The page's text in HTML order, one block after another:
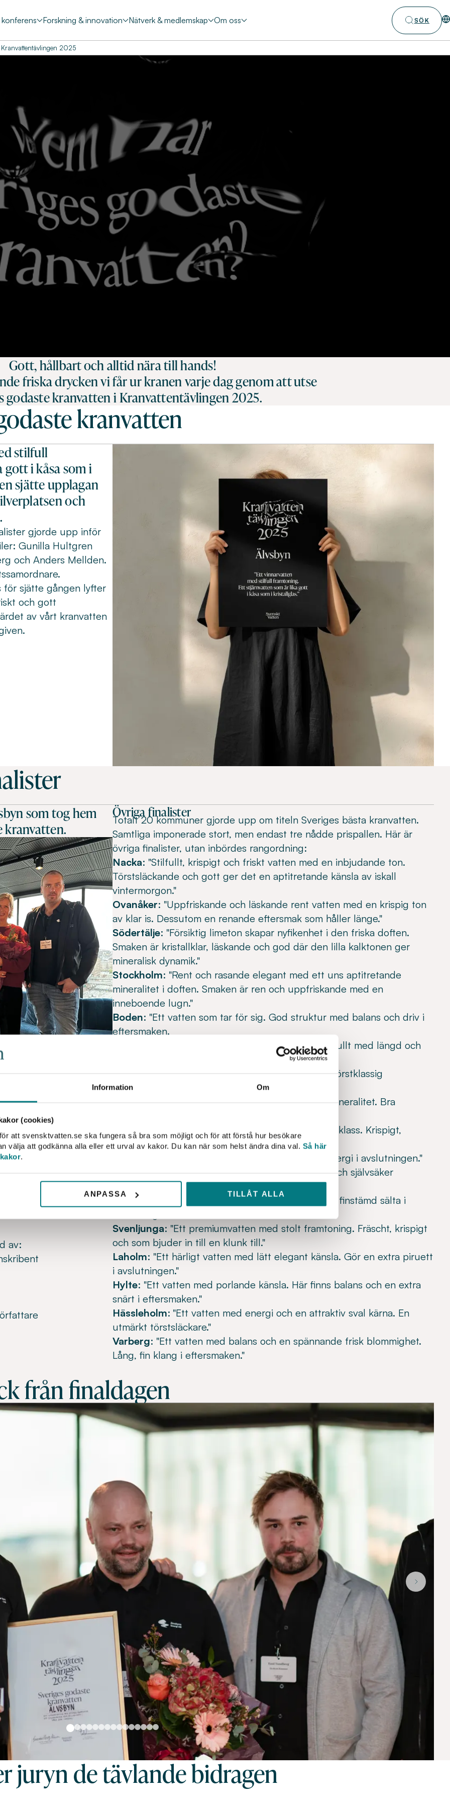
Information Om
(cookies)
att svensktvatten.se ska fungera så bra som möjligt och för att förstå hur besökare
välja att godkänna alla eller ett urval av kakor. Du kan när som helst ändra dina val. Så här
.
ANPASSA TILLÅT ALLA
konferens Forskning & innovation Nätverk & medlemskap Om oss SÖK
Kranvattentävlingen 2025
Gott, hållbart och alltid nära till hands!
friska drycken vi får ur kranen varje dag genom att utse
godaste kranvatten i Kranvattentävlingen 2025.
kranvatten
stilfull
i kåsa som i
sjätte upplagan
och
gjorde upp inför
Gunilla Hultgren
och Anders Mellden.
för sjätte gången lyfter
och gott
av vårt kranvatten
som tog hem
kranvatten.
juryns ordförande Gunilla
Ett
och driv. Det har en
kraft och finess. En
av:
Övriga finalister
Totalt 20 kommuner gjorde upp om titeln Sveriges bästa kranvatten.
Samtliga imponerade stort, men endast tre nådde prispallen. Här är
övriga finalister, utan inbördes rangordning:
Nacka: "Stilfullt, krispigt och friskt vatten med en inbjudande ton.
Törstsläckande och gott ger det en aptitretande känsla av iskall
vintermorgon."
Ovanåker: "Uppfriskande och läskande rent vatten med en krispig ton
av klar is. Dessutom en renande eftersmak som håller länge."
Södertälje: "Försiktig limeton skapar nyfikenhet i den friska doften.
Smaken är kristallklar, läskande och god där den lilla kalktonen ger
mineralisk dynamik."
Stockholm: "Rent och rasande elegant med ett uns aptitretande
mineralitet i doften. Smaken är ren och uppfriskande med en
inneboende lugn."
Boden: "Ett vatten som tar för sig. God struktur med balans och driv i
eftersmaken.
: "Ett power-vatten med identitet. Karaktärsfullt med längd och
Sundsvall: "Ett vatten med mycket fin energi, en förstklassig
törstsläckare."
Härnösand: "Karaktärsfullt vatten med finessrik mineralitet. Bra
Mora : "Ett uppfriskande vatten som smakar första klass. Krispigt,
läskande och lent på tungan."
: "Ett balanserat och stabilt vatten med energi i avslutningen."
Hagfors: "Ett fräscht, rent vatten med kall kärna och självsäker
elegans."
Eda
: "Läskande vatten med mersmak. Delikat med finstämd sälta i
Svenljunga: "Ett premiumvatten med stolt framtoning. Fräscht, krispigt
och som bjuder in till en klunk till."
Laholm: "Ett härligt vatten med lätt elegant känsla. Gör en extra piruett
i avslutningen."
Hylte: "Ett vatten med porlande känsla. Här finns balans och en extra
snärt i eftersmaken."
Hässleholm: "Ett vatten med energi och en attraktiv sval kärna. En
utmärkt törstsläckare."
Varberg: "Ett vatten med balans och en spännande frisk blommighet.
Lång, fin klang i eftersmaken."
från finaldagen
Foto: Nguyen Nguyen
juryn de tävlande bidragen